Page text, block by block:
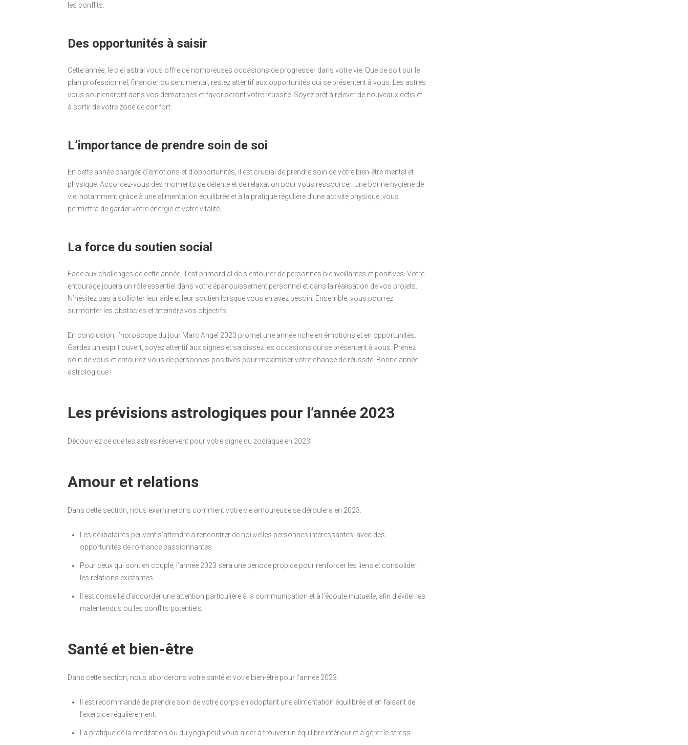
les conflits.
Des opportunités à saisir
Cette année, le ciel astral vous offre de nombreuses occasions de progresser dans votre vie. Que ce soit sur le
plan professionnel, financier ou sentimental, restez attentif aux opportunités qui se présentent à vous. Les astres
vous soutiendront dans vos démarches et favoriseront votre réussite. Soyez prêt à relever de nouveaux défis et
à sortir de votre zone de confort.
L’importance de prendre soin de soi
En cette année chargée d’émotions et d’opportunités, il est crucial de prendre soin de votre bien-être mental et
physique. Accordez-vous des moments de détente et de relaxation pour vous ressourcer. Une bonne hygiène de
vie, notamment grâce à une alimentation équilibrée et à la pratique régulière d’une activité physique, vous
permettra de garder votre énergie et votre vitalité.
La force du soutien social
Face aux challenges de cette année, il est primordial de s’entourer de personnes bienveillantes et positives. Votre
entourage jouera un rôle essentiel dans votre épanouissement personnel et dans la réalisation de vos projets.
N’hésitez pas à solliciter leur aide et leur soutien lorsque vous en avez besoin. Ensemble, vous pourrez
surmonter les obstacles et atteindre vos objectifs.
En conclusion, l’horoscope du jour Marc Angel 2023 promet une année riche en émotions et en opportunités.
Gardez un esprit ouvert, soyez attentif aux signes et saisissez les occasions qui se présentent à vous. Prenez
soin de vous et entourez-vous de personnes positives pour maximiser votre chance de réussite. Bonne année
astrologique !
Les prévisions astrologiques pour l’année 2023
Découvrez ce que les astres réservent pour votre signe du zodiaque en 2023.
Amour et relations
Dans cette section, nous examinerons comment votre vie amoureuse se déroulera en 2023.
Les célibataires peuvent s’attendre à rencontrer de nouvelles personnes intéressantes, avec des
opportunités de romance passionnantes.
Pour ceux qui sont en couple, l’année 2023 sera une période propice pour renforcer les liens et consolider
les relations existantes.
Il est conseillé d’accorder une attention particulière à la communication et à l’écoute mutuelle, afin d’éviter les
malentendus ou les conflits potentiels.
Santé et bien-être
Dans cette section, nous aborderons votre santé et votre bien-être pour l’année 2023.
Il est recommandé de prendre soin de votre corps en adoptant une alimentation équilibrée et en faisant de
l’exercice régulièrement.
La pratique de la méditation ou du yoga peut vous aider à trouver un équilibre intérieur et à gérer le stress.